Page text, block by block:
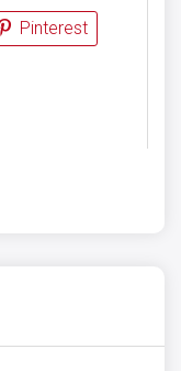
Pinterest